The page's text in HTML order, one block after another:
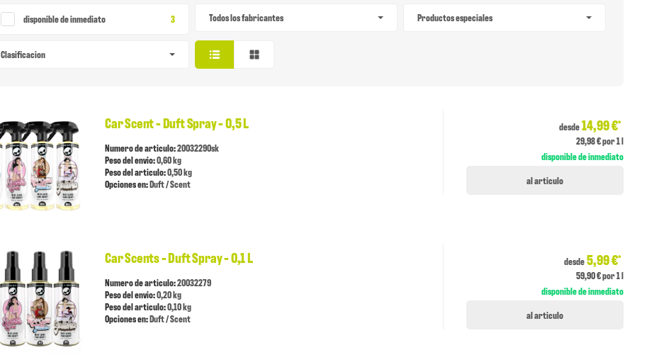
disponible de inmediato 3Articulo encontradoTodos los fabricantes Productos especiales
Clasificacion
Car Scent - Duft Spray - 0,5 L
Numero de articulo:20032290sk
Peso del envio:0,60 kg
Peso del articulo:0,50 kg
Opciones en:Duft / Scent
desde14,99 €*
29,98 € por 1 l
disponible de inmediato
al articulo
Car Scents - Duft Spray - 0,1 L
Numero de articulo:20032279
Peso del envio:0,20 kg
Peso del articulo:0,10 kg
Opciones en:Duft / Scent
desde5,99 €*
59,90 € por 1 l
disponible de inmediato
al articulo